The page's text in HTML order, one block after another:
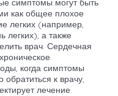
симптомы могут быть
как общее плохое
легких (например,
легких), а также
врач. Сердечная
когда симптомы
к врачу,
лечение.